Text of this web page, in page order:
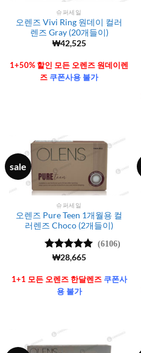
슈퍼세일
오렌즈 Vivi Ring 원데이 컬러
렌즈 Gray (20개들이)
₩42,525
1+50% 할인 모든 오렌즈 원데이렌
즈 쿠폰사용 불가
sale
슈퍼세일
오렌즈 Pure Teen 1개월용 컬
러렌즈 Choco (2개들이)
5 중에서
가됨
(6106)
₩28,665
1+1 모든 오렌즈 한달렌즈쿠폰사
용 불가